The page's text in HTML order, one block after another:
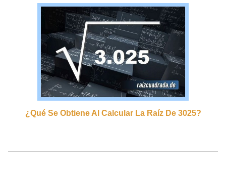
¿qué Se Obtiene Al Calcular La Raíz De 3025?